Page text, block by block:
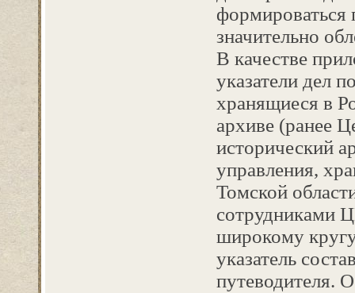
формироваться
значительно
В качестве
указатели дел
хранящиеся в
архиве (ранее
исторический
управления,
Томской
сотрудниками
широкому
указатель
путеводителя.